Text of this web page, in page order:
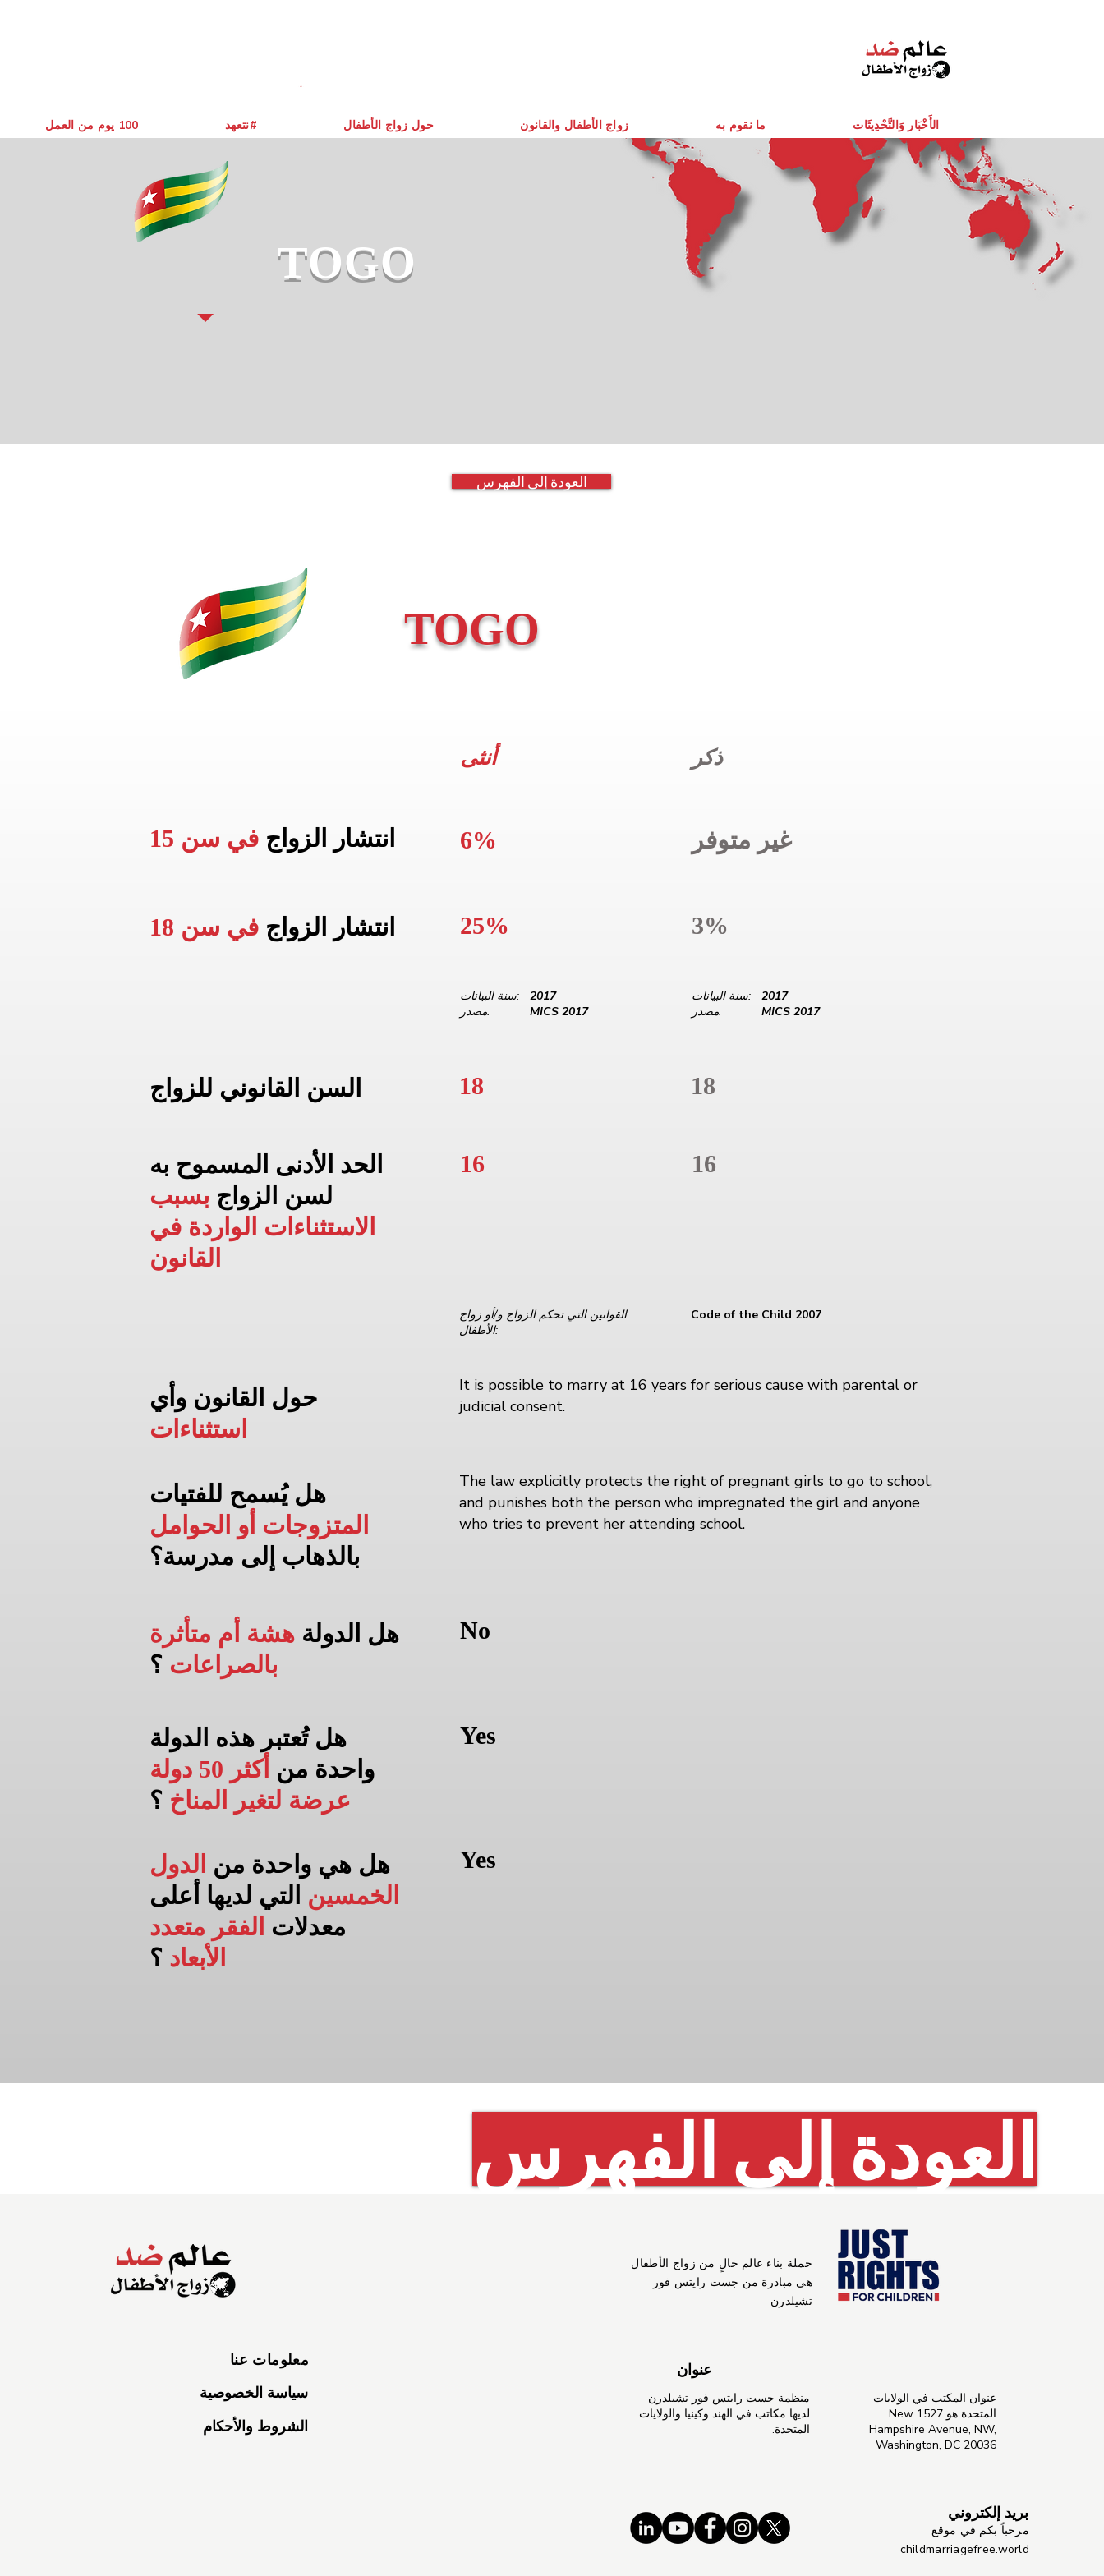
TOGO
العودة إلى الفهرس
TOGO
أنثى ذكر
انتشار الزواج في سن 15 6% غير متوفر
انتشار الزواج في سن 18 25% 3%
سنة البيانات:
2017
مصدر:
MICS 2017
سنة البيانات:
2017
مصدر:
MICS 2017
السن القانوني للزواج 18 18
الحد الأدنى المسموح به
لسن الزواج بسبب
الاستثناءات الواردة في
القانون
16 16
القوانين التي تحكم الزواج و/أو زواج
الأطفال:
Code of the Child 2007
حول القانون وأي
استثناءات
هل يُسمح للفتيات
المتزوجات أو الحوامل
بالذهاب إلى مدرسة؟
It is possible to marry at 16 years for serious cause with parental or
judicial consent.
The law explicitly protects the right of pregnant girls to go to school,
and punishes both the person who impregnated the girl and anyone
who tries to prevent her attending school.
هل الدولة هشة أم متأثرة
بالصراعات ؟
No
هل تُعتبر هذه الدولة
واحدة من
أكثر 50 دولة
عرضة لتغير المناخ ؟
Yes
هل هي واحدة من الدول
الخمسين التي لديها أعلى
معدلات الفقر متعدد
الأبعاد ؟
Yes
العودة إلى الفهرس
يوم من العمل ‎100 نتعهد# حول زواج الأطفال زواج الأطفال والقانون ما نقوم به الأَخْبَار وَالتَّحْدِيثَات
معلومات عنا
سياسة الخصوصية
الشروط والأحكام
حملة بناء عالم خالٍ من زواج الأطفال
هي مبادرة من جست رايتس فور
تشيلدرن
عنوان
منظمة جست رايتس فور تشيلدرن
لديها مكاتب في الهند وكينيا والولايات
المتحدة.
عنوان المكتب في الولايات
المتحدة هو 1527 New
Hampshire Avenue, NW,
Washington, DC 20036
بريد إلكتروني
مرحباً بكم في موقع
childmarriagefree.world